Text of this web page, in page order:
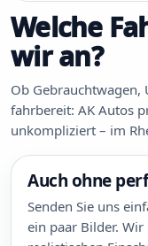
Welche
wir an?
Ob
fahrbereit: AK Autos
unkompliziert – im
Auch ohne
Senden Sie uns
ein paar Bilder.